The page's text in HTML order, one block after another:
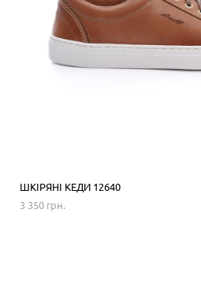
ШКІРЯНІ КЕДИ 12640
3 350 грн.